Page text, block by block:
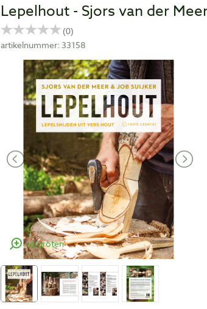
Lepelhout - Sjors van der
artikelnummer: 33158
vergroten